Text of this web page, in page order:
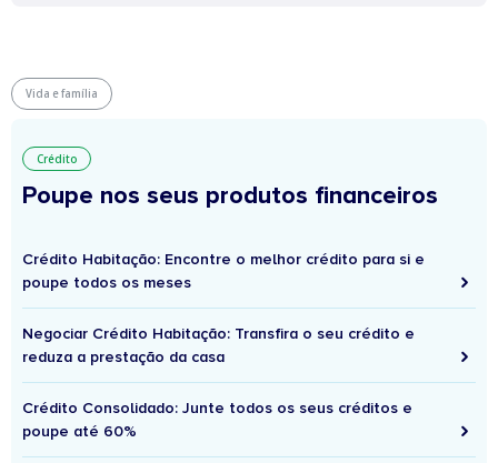
Vida e família
Crédito
Poupe nos seus produtos financeiros
Crédito Habitação: Encontre o melhor crédito para si e
poupe todos os meses
Negociar Crédito Habitação: Transfira o seu crédito e
reduza a prestação da casa
Crédito Consolidado: Junte todos os seus créditos e
poupe até 60%